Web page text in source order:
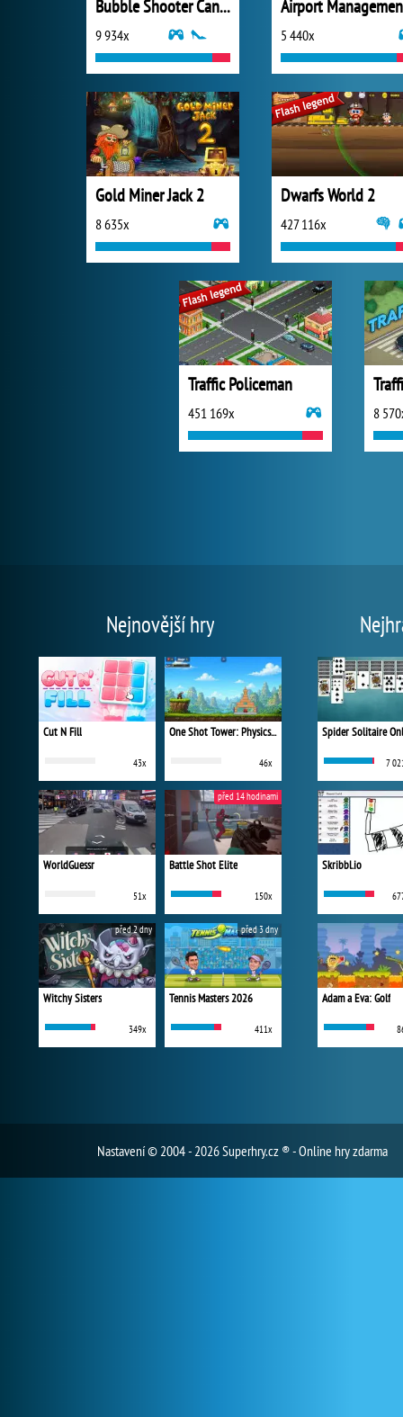
Bubble Shooter Candy Popper
9 934x 5 440x
Gold Miner Jack 2
8 635x
Dwarfs World 2
427 116x
Traffic Policeman
451 169x 8
Nejnovější hry
Cut N Fill
43x
One Shot Tower: Physics Destroyer
46x
WorldGuessr
51x
Battle Shot Elite
150x
před 14 hodinami
Witchy Sisters
349x
před 2 dny
Tennis Masters 2026
411x
před 3 dny
Spider Solitaire
7
Skribbl.io
Adam a Eva: Golf
Nastavení© 2004 - 2026 Superhry.cz ® - Online hry zdarma